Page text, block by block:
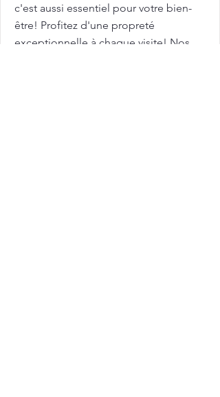
c'est aussi essentiel pour votre bien-
être! Profitez d'une propreté
exceptionnelle à chaque visite! Nos